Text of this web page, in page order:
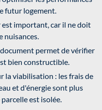
futur logement.
important, car il ne doit
nuisances.
permet de vérifier
bien constructible.
la viabilisation : les frais de
et d'énergie sont plus
est isolée.